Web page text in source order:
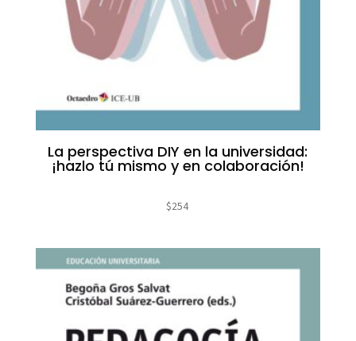
La perspectiva DIY en la universidad:
¡hazlo tú mismo y en colaboración!
$254